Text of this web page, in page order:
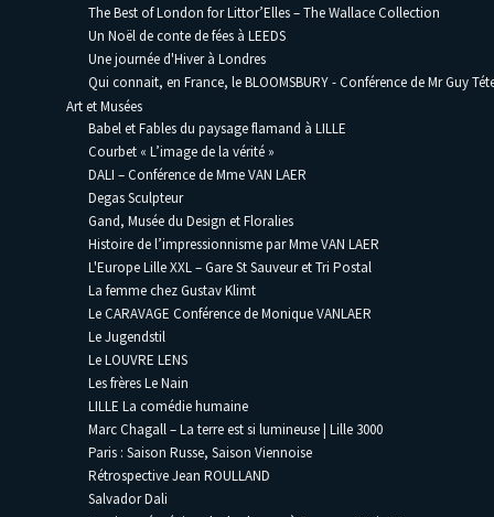
The Best of London for Littor’Elles – The Wallace Collection
Un Noël de conte de fées à LEEDS
Une journée d'Hiver à Londres
Qui connait, en France, le BLOOMSBURY - Conférence de Mr Guy
Art et Musées
Babel et Fables du paysage flamand à LILLE
Courbet « L’image de la vérité »
DALI – Conférence de Mme VAN LAER
Degas Sculpteur
Gand, Musée du Design et Floralies
Histoire de l’impressionnisme par Mme VAN LAER
L'Europe Lille XXL – Gare St Sauveur et Tri Postal
La femme chez Gustav Klimt
Le CARAVAGE Conférence de Monique VANLAER
Le Jugendstil
Le LOUVRE LENS
Les frères Le Nain
LILLE La comédie humaine
Marc Chagall – La terre est si lumineuse | Lille 3000
Paris : Saison Russe, Saison Viennoise
Rétrospective Jean ROULLAND
Salvador Dali